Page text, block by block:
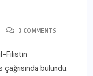
0 COMMENTS
Filistin
bulundu.